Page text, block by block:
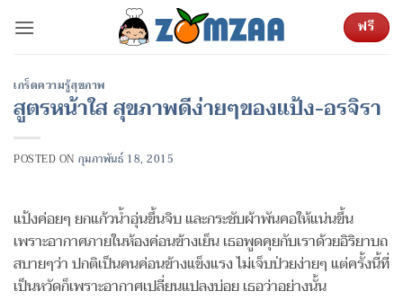
เนื้อหา
ฟรี
เกร็ดความรู้สุขภาพ
สูตรหน้าใส สุขภาพดีง่ายๆของแป้ง-อรจิรา
POSTED ON กุมภาพันธ์ 18, 2015
แป้งค่อยๆ ยกแก้วน้ำอุ่นขึ้นจิบ และกระชับผ้าพันคอให้แน่นขึ้น
เพราะอากาศภายในห้องค่อนข้างเย็น เธอพูดคุยกับเราด้วยอิริยาบถ
สบายๆว่า ปกติเป็นคนค่อนข้างแข็งแรง ไม่เจ็บป่วยง่ายๆ แต่ครั้งนี้ที่
เป็นหวัดก็เพราะอากาศเปลี่ยนแปลงบ่อย เธอว่าอย่างนั้น